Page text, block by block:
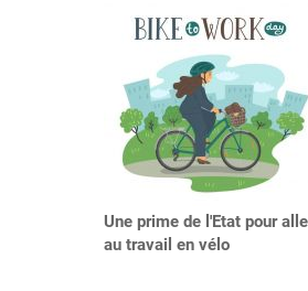
Une prime de l'Etat pour
au travail en vélo
Précédent